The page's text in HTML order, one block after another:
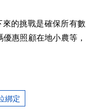
的挑戰是確保所有數
惠照顧在地小農等，
綁定